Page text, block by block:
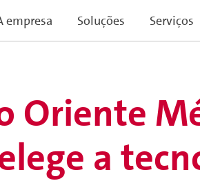
empresa Soluções Serviços
Oriente
a